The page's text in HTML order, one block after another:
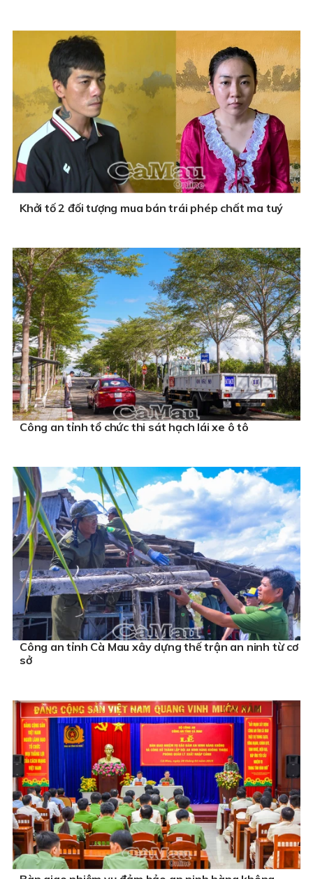
Khởi tố 2 đối tượng mua bán trái phép chất ma tuý
Công an tỉnh tổ chức thi sát hạch lái xe ô tô
Công an tỉnh Cà Mau xây dựng thế trận an ninh từ cơ
sở